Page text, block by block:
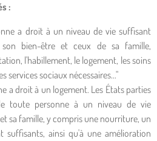
:
a droit à un niveau de vie suffisant
bien-être et ceux de sa famille,
l'habillement, le logement, les soins
services sociaux nécessaires..."
a droit à un logement. Les États parties
toute personne à un niveau de vie
sa famille, y compris une nourriture, un
suffisants, ainsi qu'à une amélioration